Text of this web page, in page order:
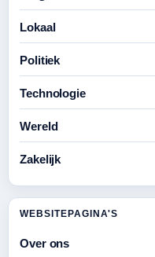
Lokaal
Politiek
Technologie
Wereld
Zakelijk
WEBSITEPAGINA'S
Over ons